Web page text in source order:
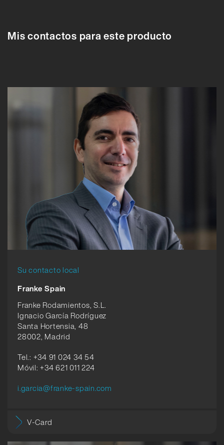
Mis contactos para este producto
Su contacto local
Franke Spain
Franke Rodamientos, S.L.
Ignacio García Rodríguez
Santa Hortensia, 48
28002, Madrid
Tel.: +34 91 024 34 54
Móvil: +34 621 011 224
i.garcia@franke-spain.com
V-Card